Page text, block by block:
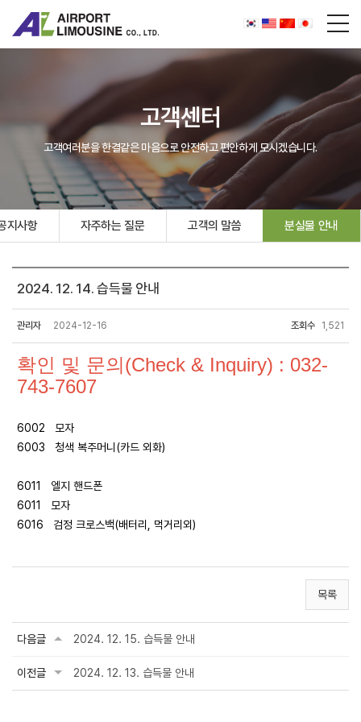
고객센터
고객여러분을 한결같은 마음으로 안전하고 편안하게 모시겠습니다.
지사항 자주하는 질문 고객의 말씀 분실물 안내
2024. 12. 14. 습득물 안내
관리자 2024-12-16 조회수 1,521
확인 및 문의(Check & Inquiry) : 032-
743-7607
6002 모자
6003 청색 복주머니(카드 외화)
6011 엘지 핸드폰
6011 모자
6016 검정 크로스백(배터리, 먹거리외)
목록
다음글 2024. 12. 15. 습득물 안내
이전글 2024. 12. 13. 습득물 안내